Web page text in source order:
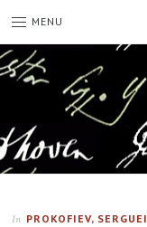
MENU
In PROKOFIEV, SERGUEI